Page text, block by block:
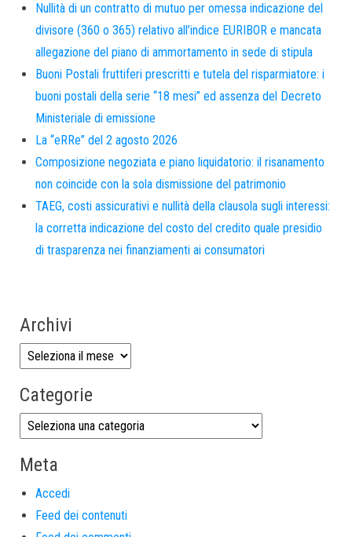
Nullità di un contratto di mutuo per omessa indicazione del
divisore (360 o 365) relativo all’indice EURIBOR e mancata
allegazione del piano di ammortamento in sede di stipula
Buoni Postali fruttiferi prescritti e tutela del risparmiatore: i
buoni postali della serie “18 mesi” ed assenza del Decreto
Ministeriale di emissione
La “eRRe” del 2 agosto 2026
Composizione negoziata e piano liquidatorio: il risanamento
non coincide con la sola dismissione del patrimonio
TAEG, costi assicurativi e nullità della clausola sugli interessi:
la corretta indicazione del costo del credito quale presidio
di trasparenza nei finanziamenti ai consumatori
Archivi
Categorie
Meta
Accedi
Feed dei contenuti